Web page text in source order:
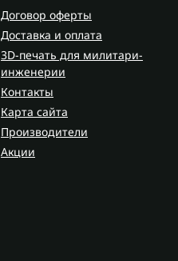
Договор оферты
Доставка и оплата
3D-печать для милитари-
инженерии
Контакты
Карта сайта
Производители
Акции